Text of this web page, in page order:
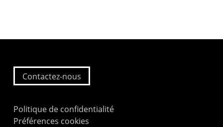
Contactez-nous
Politique de confidentialité
Préférences cookies